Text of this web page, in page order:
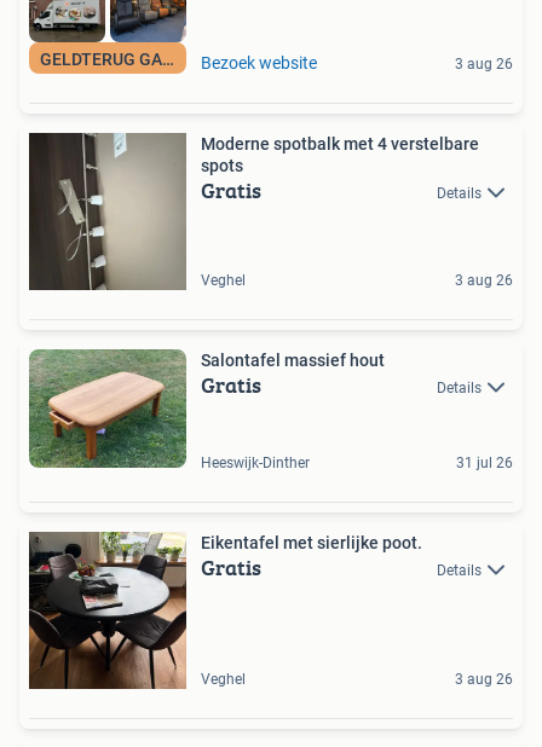
GELDTERUG GARANTIE Bezoek website 3 aug 26
Moderne spotbalk met 4 verstelbare
spots
Gratis Details
Veghel 3 aug 26
Salontafel massief hout
Gratis Details
Heeswijk-Dinther 31 jul 26
Eikentafel met sierlijke poot.
Gratis Details
Veghel 3 aug 26